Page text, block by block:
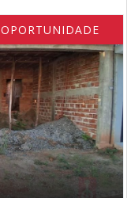
OPORTUNIDADE